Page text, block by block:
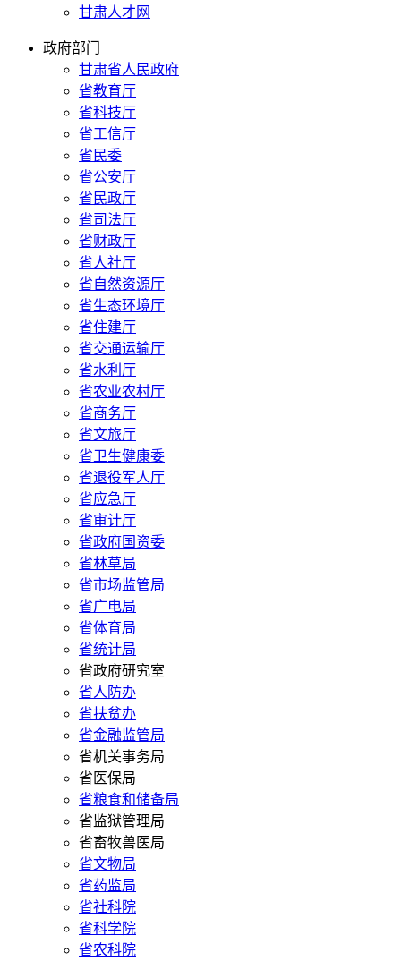
甘肃人才网
政府部门
甘肃省人民政府
省教育厅
省科技厅
省工信厅
省民委
省公安厅
省民政厅
省司法厅
省财政厅
省人社厅
省自然资源厅
省生态环境厅
省住建厅
省交通运输厅
省水利厅
省农业农村厅
省商务厅
省文旅厅
省卫生健康委
省退役军人厅
省应急厅
省审计厅
省政府国资委
省林草局
省市场监管局
省广电局
省体育局
省统计局
省政府研究室
省人防办
省扶贫办
省金融监管局
省机关事务局
省医保局
省粮食和储备局
省监狱管理局
省畜牧兽医局
省文物局
省药监局
省社科院
省科学院
省农科院